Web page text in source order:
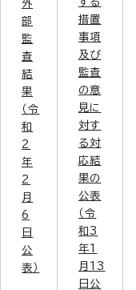
外
部
監
査
結
果
（令
和
2
年
2
月
6
日
公
表）
措置
事項
及び
監査
の意
見に
対す
る対
応結
果の
公表
（令
和3
年1
月13
日公